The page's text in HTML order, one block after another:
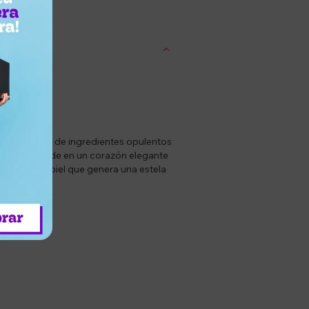
de ingredientes opulentos
se funde en un corazón elegante
en la piel que genera una estela